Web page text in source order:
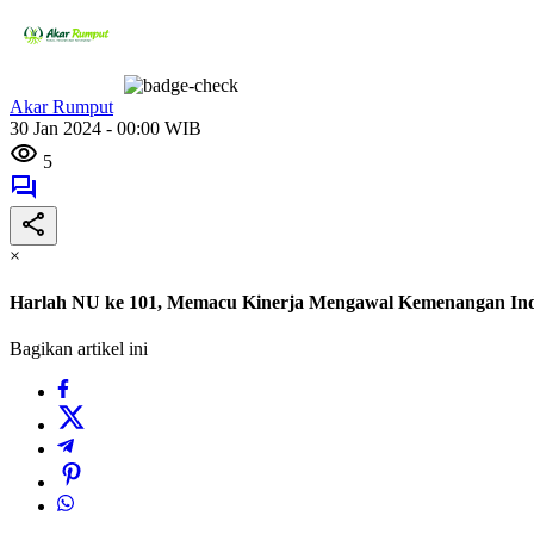
Akar Rumput
30 Jan 2024 - 00:00 WIB
5
×
Harlah NU ke 101, Memacu Kinerja Mengawal Kemenangan
Bagikan artikel ini